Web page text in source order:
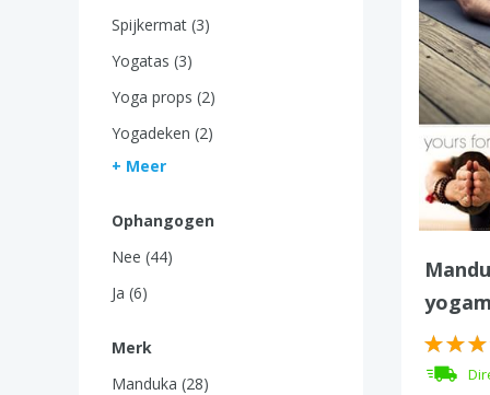
Spijkermat (3)
Yogatas (3)
Yoga props (2)
Yogadeken (2)
+ Meer
Ophangogen
Nee (44)
Ja (6)
Merk
Manduka (28)